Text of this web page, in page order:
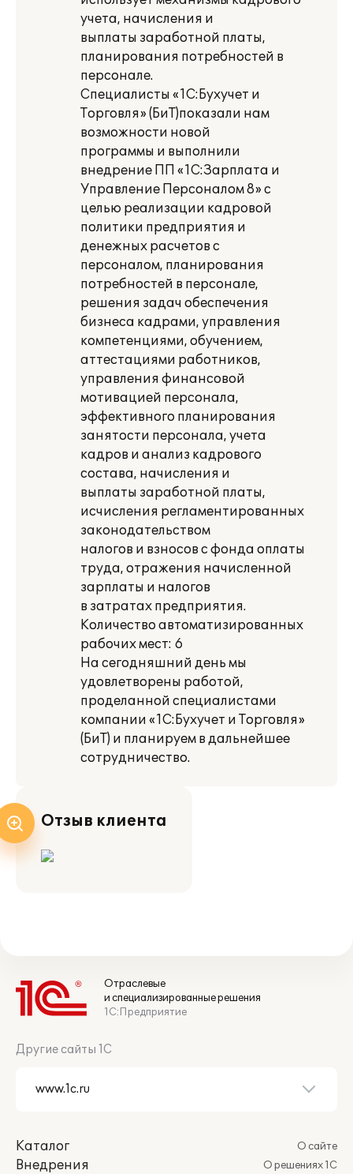
учета, начисления и
выплаты заработной платы,
планирования потребностей в
персонале.
Специалисты «1С:Бухучет и
Торговля» (БиТ)показали нам
возможности новой
программы и выполнили
внедрение ПП «1С:Зарплата и
Управление Персоналом 8» с
целью реализации кадровой
политики предприятия и
денежных расчетов с
персоналом, планирования
потребностей в персонале,
решения задач обеспечения
бизнеса кадрами, управления
компетенциями, обучением,
аттестациями работников,
управления финансовой
мотивацией персонала,
эффективного планирования
занятости персонала, учета
кадров и анализ кадрового
состава, начисления и
выплаты заработной платы,
исчисления регламентированных
законодательством
налогов и взносов с фонда оплаты
труда, отражения начисленной
зарплаты и налогов
в затратах предприятия.
Количество автоматизированных
рабочих мест: 6
На сегодняшний день мы
удовлетворены работой,
проделанной специалистами
компании «1С:Бухучет и Торговля»
(БиТ) и планируем в дальнейшее
сотрудничество.
Отзыв клиента
Отраслевые
и специализированные решения
1С:Предприятие
Другие сайты 1С
Каталог
Внедрения
О сайте
О решениях 1С